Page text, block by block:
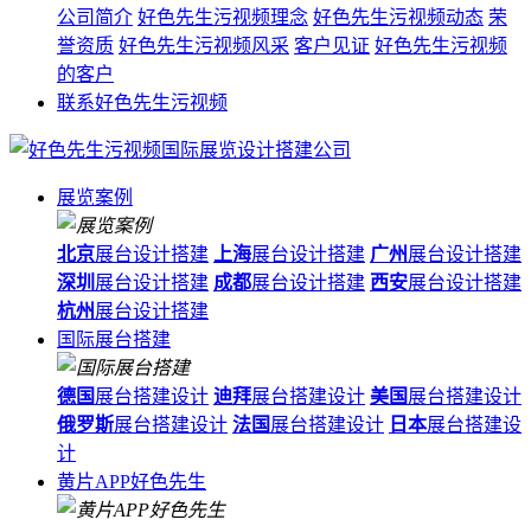
公司简介 好色先生污视频理念 好色先生污视频动态 荣
誉资质 好色先生污视频风采 客户见证 好色先生污视频
的客户
联系好色先生污视频
展览案例
北京展台设计搭建 上海展台设计搭建 广州展台设计搭建
深圳 展台设计搭建 成都展台设计搭建 西安展台设计搭建
杭州展台设计搭建
国际展台搭建
德国 展台搭建设计 迪拜展台搭建设计 美国 展台搭建设计
俄罗斯展台搭建设计 法国 展台搭建设计 日本展台搭建设
计
黄片APP好色先生